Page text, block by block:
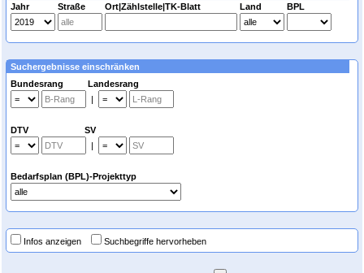
Jahr
Straße Ort|Zählstelle|TK-Blatt Land BPL
Suchergebnisse einschränken
Bundesrang Landesrang
|
DTV SV
|
Bedarfsplan (BPL)-Projekttyp
Infos anzeigen Suchbegriffe hervorheben